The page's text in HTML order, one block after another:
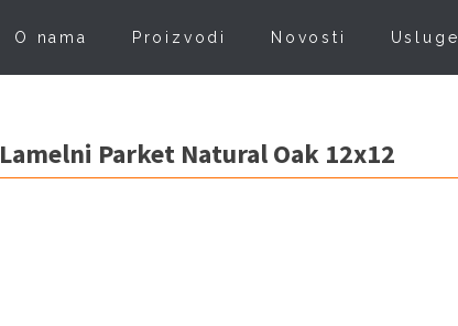
O nama Proizvodi Novosti Usluge
Lamelni Parket Natural Oak 12x12